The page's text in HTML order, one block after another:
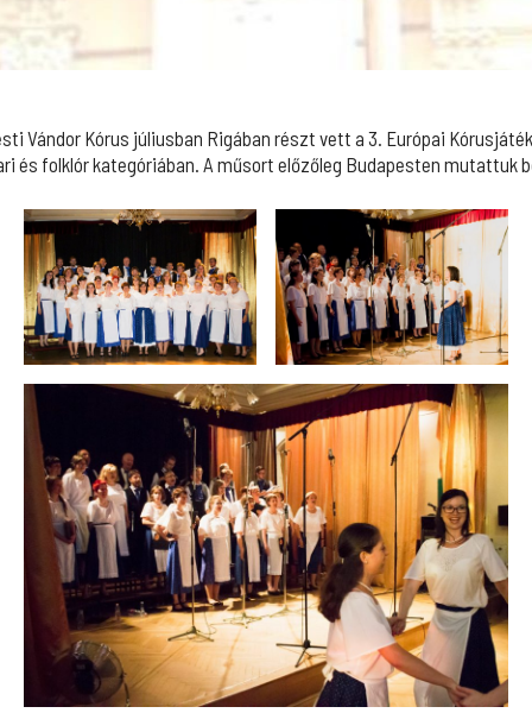
Vándor Kórus júliusban Rigában részt vett a 3. Európai
és folklór kategóriában. A műsort előzőleg Budapesten mutattuk